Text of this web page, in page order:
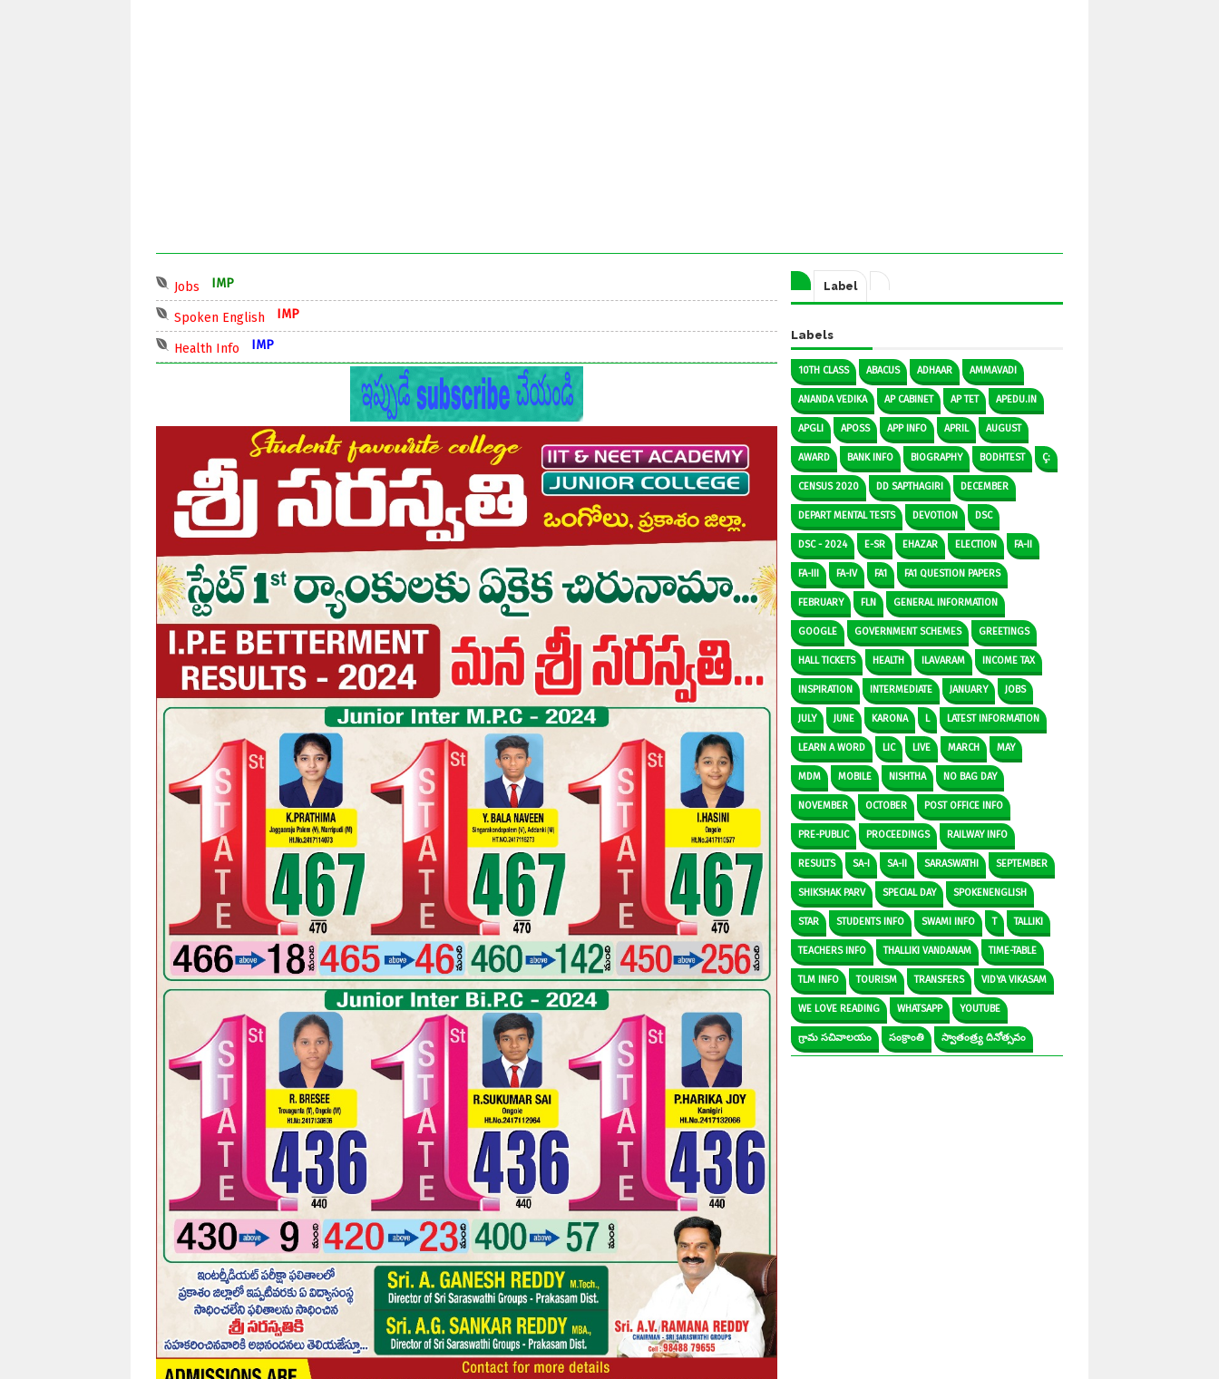
Jobs
Spoken English
Health Info
Label
Labels
10TH CLASS ABACUS ADHAAR AMMAVADI
ANANDA VEDIKA AP CABINET AP TET APEDU.IN
APGLI APOSS APP INFO APRIL AUGUST
AWARD BANK INFO BIOGRAPHY BODHTEST Ç:
CENSUS 2020 DD SAPTHAGIRI DECEMBER
DEPART MENTAL TESTS DEVOTION DSC
DSC - 2024 E-SR EHAZAR ELECTION FA-II
FA-III FA-IV FA1 FA1 QUESTION PAPERS
FEBRUARY FLN GENERAL INFORMATION
GOOGLE GOVERNMENT SCHEMES GREETINGS
HALL TICKETS HEALTH ILAVARAM INCOME TAX
INSPIRATION INTERMEDIATE JANUARY JOBS
JULY JUNE KARONA L LATEST INFORMATION
LEARN A WORD LIC LIVE MARCH MAY
MDM MOBILE NISHTHA NO BAG DAY
NOVEMBER OCTOBER POST OFFICE INFO
PRE-PUBLIC PROCEEDINGS RAILWAY INFO
RESULTS SA-I SA-II SARASWATHI SEPTEMBER
SHIKSHAK PARV SPECIAL DAY SPOKENENGLISH
STAR STUDENTS INFO SWAMI INFO T TALLIKI
TEACHERS INFO THALLIKI VANDANAM TIME-TABLE
TLM INFO TOURISM TRANSFERS VIDYA VIKASAM
WE LOVE READING WHATSAPP YOUTUBE
గ్రామ సచివాలయం సంక్రాంతి స్వాతంత్ర్య దినోత్సవం